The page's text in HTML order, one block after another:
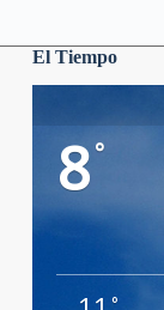
El Tiempo
8°
°